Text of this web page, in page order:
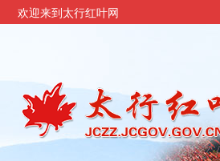
欢迎来到太行红叶网